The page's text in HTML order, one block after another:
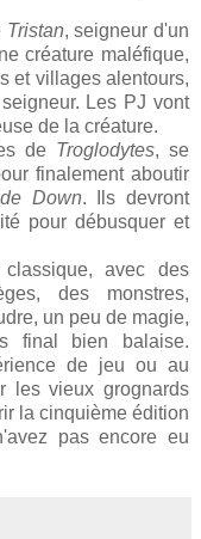
Tristan, seigneur d'un
créature maléfique,
et villages alentours,
Les PJ vont
de la créature.
de Troglodytes, se
finalement aboutir
Down. Ils devront
pour débusquer et
avec des
des monstres,
un peu de magie,
final bien balaise.
de jeu ou au
les vieux grognards
la cinquième édition
pas encore eu